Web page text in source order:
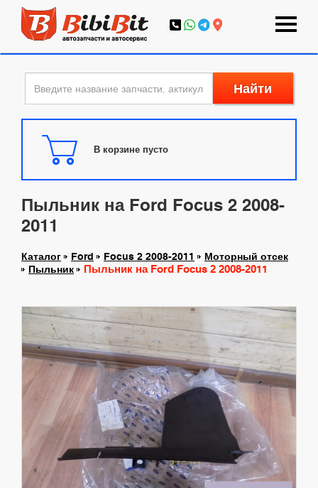
Найти
В корзине пусто
Пыльник на Ford Focus 2 2008-
2011
Каталог Ford Focus 2 2008-2011
Моторный отсек
Пыльник
Пыльник на Ford Focus 2 2008-2011